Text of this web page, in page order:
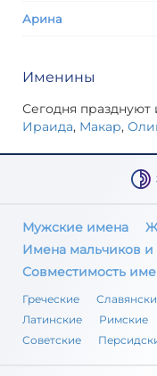
Арина
Именины
Сегодня
Ираида, Макар,
Мужские имена
Имена мальчиков
Совместимость
Греческие
Латинские
Римские
Советские